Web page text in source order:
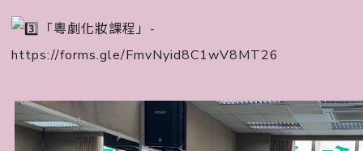
「粵劇化妝課程」-
https://forms.gle/FmvNyid8C1wV8MT26